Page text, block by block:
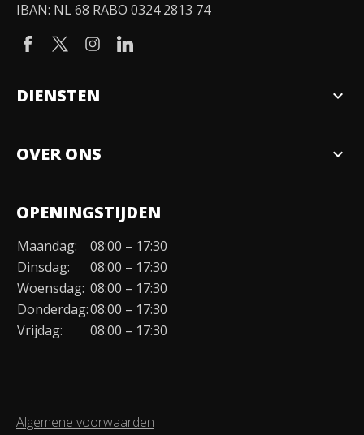
IBAN: NL 68 RABO 0324 2813 74
DIENSTEN expand_more
OVER ONS expand_more
Organisatie
Duurzaamheid
Werken bij
Contact
OPENINGSTIJDEN
Maandag:
08:00 – 17:30
Dinsdag:
08:00 – 17:30
Woensdag: 08:00 – 17:30
Donderdag:08:00 – 17:30
Vrijdag:
08:00 – 17:30
Algemene voorwaarden